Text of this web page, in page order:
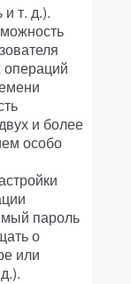
т. д.).
операций
и более
особо
пароль
о
или